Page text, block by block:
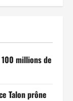
millions de
Talon prône